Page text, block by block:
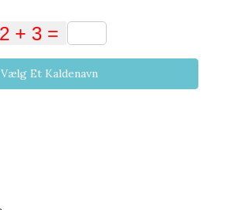
Vælg Et Kaldenavn